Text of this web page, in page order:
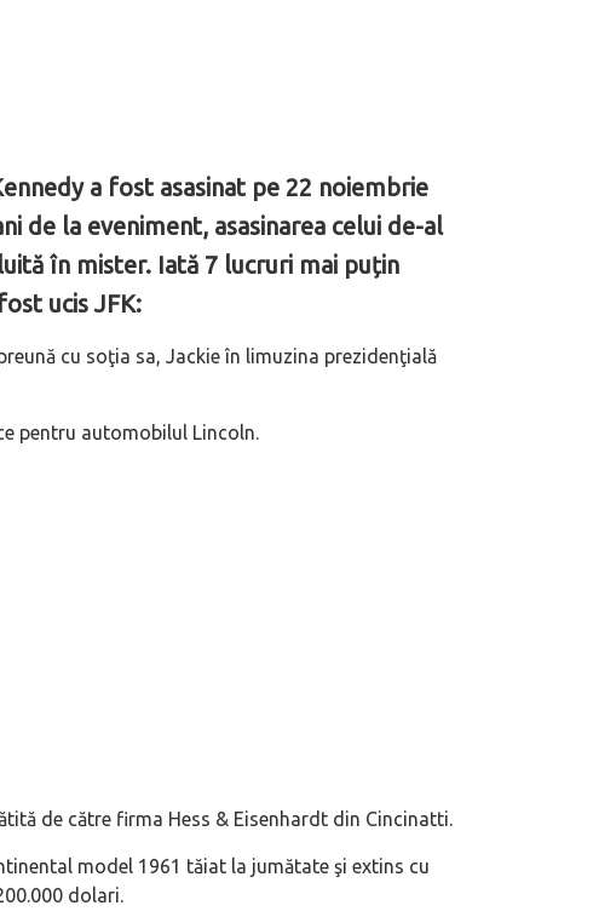
a fost asasinat pe 22 noiembrie
de la eveniment, asasinarea celui de-al
în mister. Iată 7 lucruri mai puțin
ucis JFK:
cu soţia sa, Jackie în limuzina prezidenţială
pentru automobilul Lincoln.
de către firma Hess & Eisenhardt din Cincinatti.
model 1961 tăiat la jumătate şi extins cu
dolari.